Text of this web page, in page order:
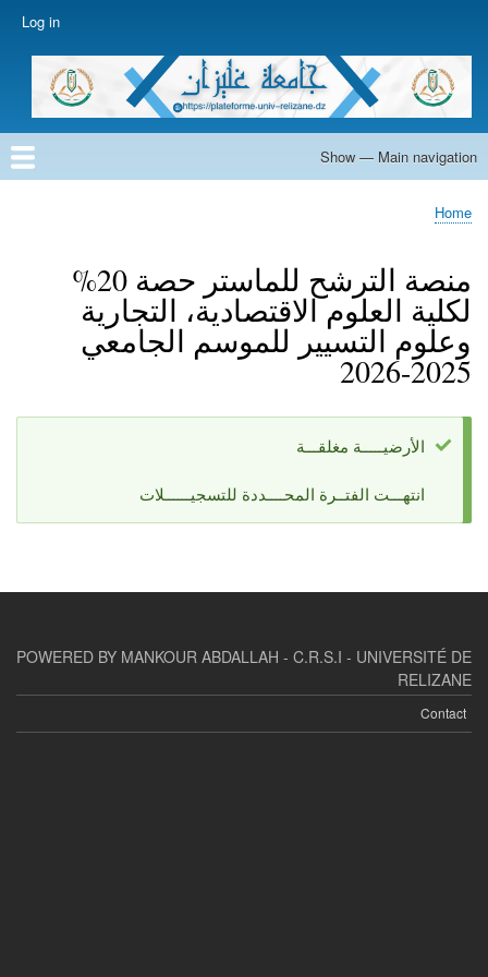
main
content
account
menu
Log in
Main
Show — Main navigation
Home
Breadcrumb
Home
منصة الترشح للماستر حصة 20%
لكلية العلوم الاقتصادية، التجارية
وعلوم التسيير للموسم الجامعي
2025-2026
message
الأرضيـــــة مغلقـــة
انتهـــت الفتــرة المحــــددة للتسجيــــــلات
POWERED BY MANKOUR ABDALLAH - C.R.S.I - UNIVERSITÉ DE
RELIZANE
Contact